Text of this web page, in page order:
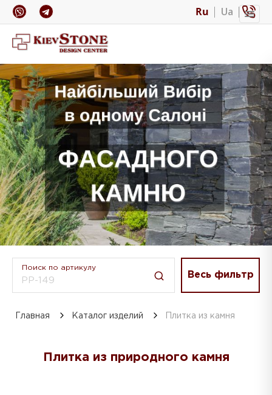
Ru Ua
Поиск по артикулу
Весь фильтр
Главная Каталог изделий Плитка из камня
Плитка из природного камня